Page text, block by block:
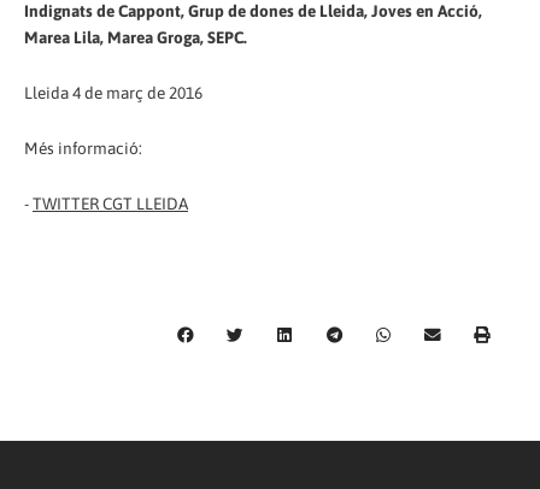
Indignats de Cappont, Grup de dones de Lleida, Joves en Acció,
Marea Lila, Marea Groga, SEPC.
Lleida 4 de març de 2016
Més informació:
-TWITTER CGT LLEIDA